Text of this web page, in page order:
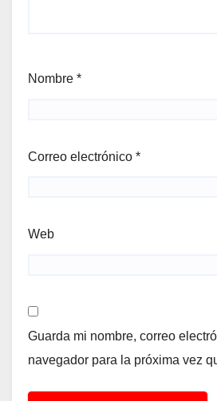
Nombre *
Correo electrónico *
Web
Guarda mi nombre, correo
navegador para la próxima vez